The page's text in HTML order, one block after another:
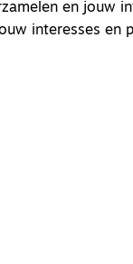
en jouw
interesses en